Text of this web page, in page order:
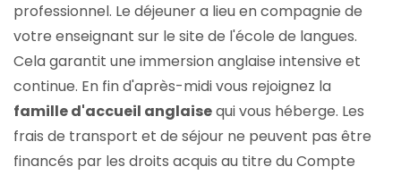
professionnel. Le déjeuner a lieu en compagnie de
votre enseignant sur le site de l'école de langues.
Cela garantit une immersion anglaise intensive et
continue. En fin d'après-midi vous rejoignez la
famille d'accueil anglaisequi vous héberge. Les
frais de transport et de séjour ne peuvent pas être
financés par les droits acquis au titre du Compte